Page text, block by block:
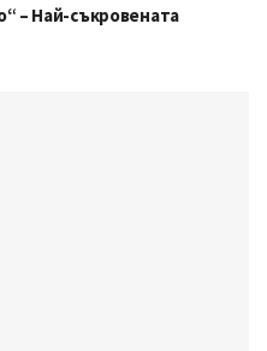
– Най-съкровената